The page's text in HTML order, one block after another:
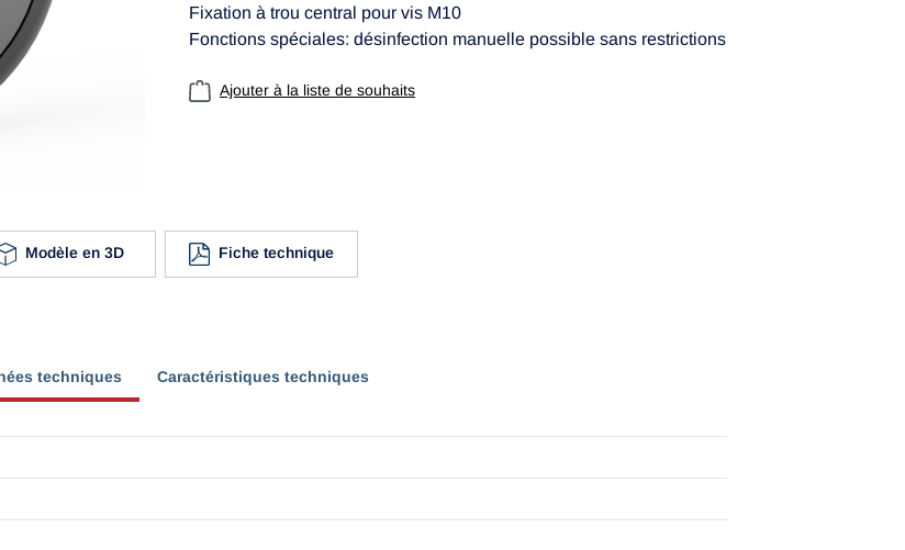
Fixation à trou central pour vis M10
Fonctions spéciales: désinfection manuelle possible sans restrictions
Ajouter à la liste de souhaits
Modèle en 3D Fiche technique
techniques Caractéristiques techniques